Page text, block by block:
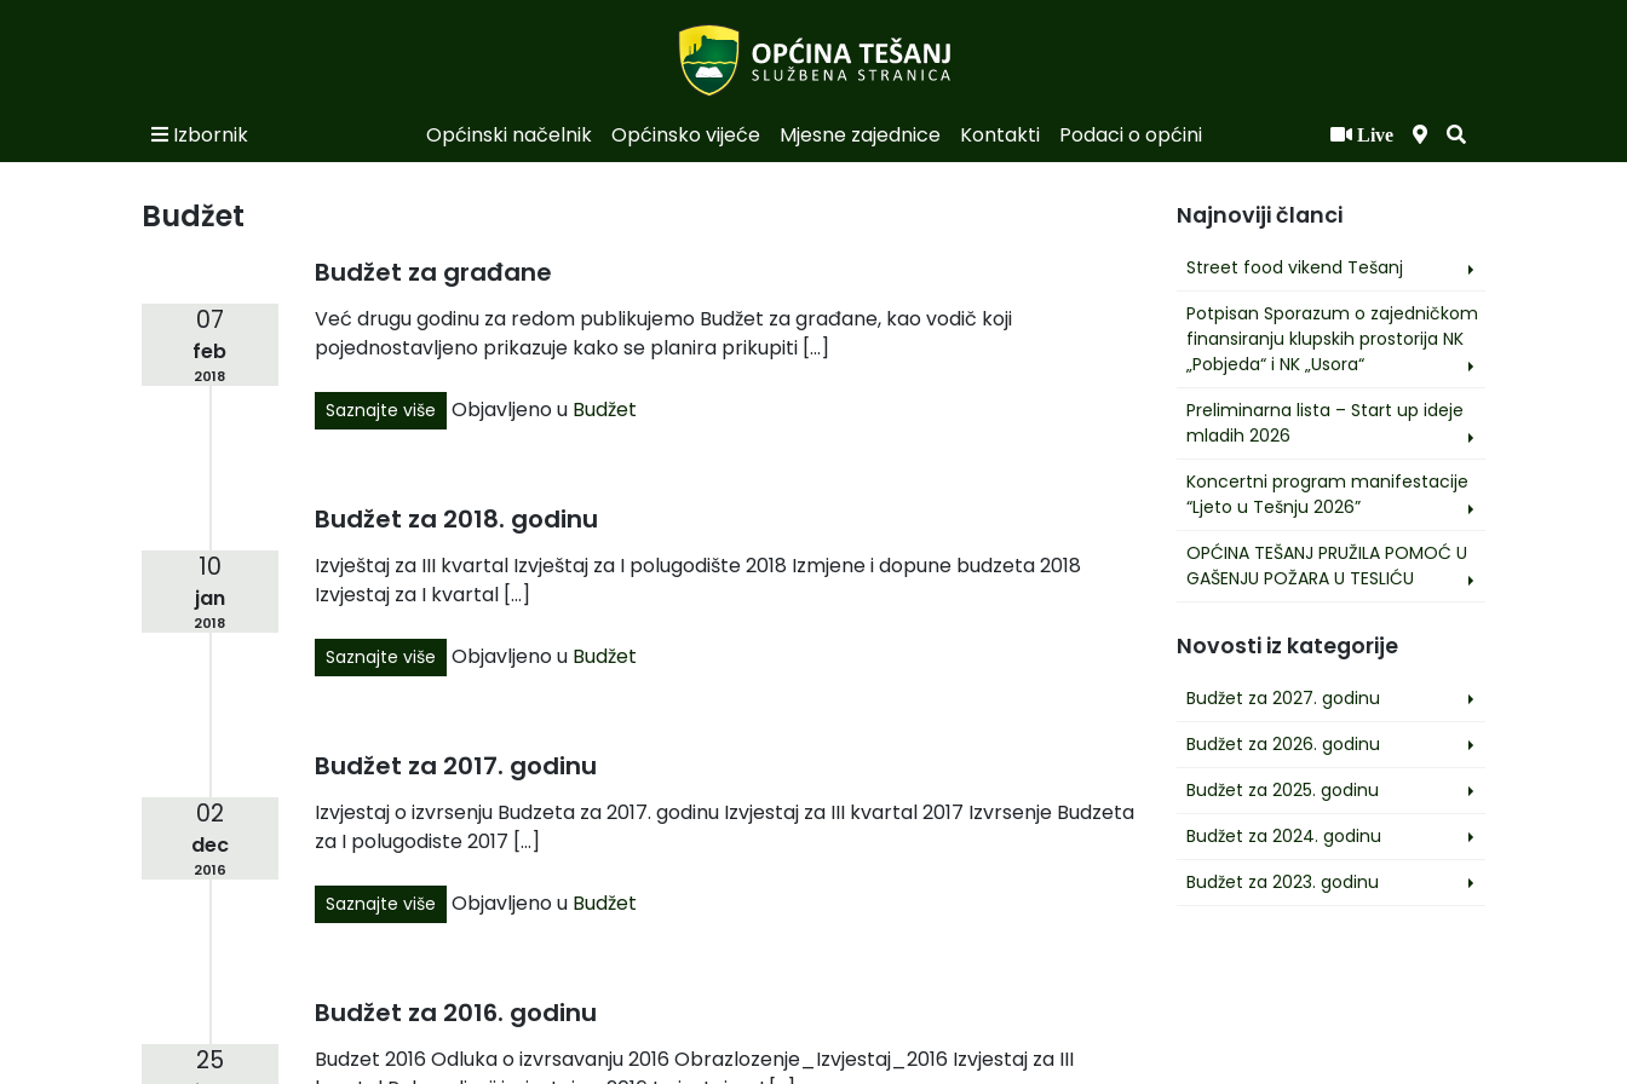
Izbornik Općinski načelnik Općinsko vijeće Mjesne zajednice Kontakti Podaci o općini Live
Novosti po kategorijama
Budžet
07
feb
2018
Budžet za građane
Već drugu godinu za redom publikujemo Budžet za građane, kao vodič koji
pojednostavljeno prikazuje kako se planira prikupiti […]
Saznajte više Objavljeno u Budžet
10
jan
2018
Budžet za 2018. godinu
Izvještaj za III kvartal Izvještaj za I polugodište 2018 Izmjene i dopune budzeta 2018
Izvjestaj za I kvartal […]
Saznajte više Objavljeno u Budžet
02
dec
2016
Budžet za 2017. godinu
Izvjestaj o izvrsenju Budzeta za 2017. godinu Izvjestaj za III kvartal 2017 Izvrsenje Budzeta
za I polugodiste 2017 […]
Saznajte više Objavljeno u Budžet
25
Budžet za 2016. godinu
Budzet 2016 Odluka o izvrsavanju 2016 Obrazlozenje_Izvjestaj_2016 Izvjestaj za III
Najnoviji članci
Street food vikend Tešanj
Potpisan Sporazum o zajedničkom
finansiranju klupskih prostorija NK
„Pobjeda“ i NK „Usora“
Preliminarna lista – Start up ideje
mladih 2026
Koncertni program manifestacije
“Ljeto u Tešnju 2026”
OPĆINA TEŠANJ PRUŽILA POMOĆ U
GAŠENJU POŽARA U TESLIĆU
Novosti iz kategorije
Budžet za 2027. godinu
Budžet za 2026. godinu
Budžet za 2025. godinu
Budžet za 2024. godinu
Budžet za 2023. godinu